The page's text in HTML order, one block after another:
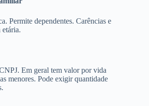
Permite dependentes. Carências e
Em geral tem valor por vida
menores. Pode exigir quantidade